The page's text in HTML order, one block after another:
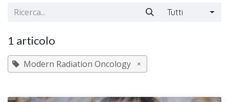
Tutti
1 articolo
Modern Radiation Oncology ×